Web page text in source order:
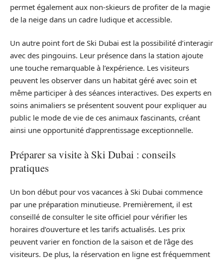
permet également aux non-skieurs de profiter de la magie
de la neige dans un cadre ludique et accessible.
Un autre point fort de Ski Dubai est la possibilité d’interagir
avec des pingouins. Leur présence dans la station ajoute
une touche remarquable à l’expérience. Les visiteurs
peuvent les observer dans un habitat géré avec soin et
même participer à des séances interactives. Des experts en
soins animaliers se présentent souvent pour expliquer au
public le mode de vie de ces animaux fascinants, créant
ainsi une opportunité d’apprentissage exceptionnelle.
Préparer sa visite à Ski Dubai : conseils
pratiques
Un bon début pour vos vacances à Ski Dubai commence
par une préparation minutieuse. Premièrement, il est
conseillé de consulter le site officiel pour vérifier les
horaires d’ouverture et les tarifs actualisés. Les prix
peuvent varier en fonction de la saison et de l’âge des
visiteurs. De plus, la réservation en ligne est fréquemment